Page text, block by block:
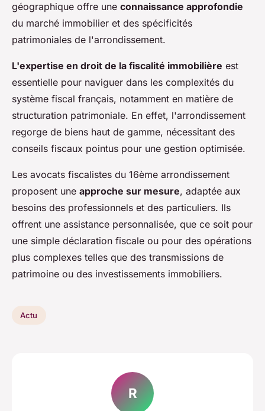
géographique offre une connaissance approfondie
du marché immobilier et des spécificités
patrimoniales de l'arrondissement.
L'expertise en droit de la fiscalité immobilière est
essentielle pour naviguer dans les complexités du
système fiscal français, notamment en matière de
structuration patrimoniale. En effet, l'arrondissement
regorge de biens haut de gamme, nécessitant des
conseils fiscaux pointus pour une gestion optimisée.
Les avocats fiscalistes du 16ème arrondissement
proposent une approche sur mesure, adaptée aux
besoins des professionnels et des particuliers. Ils
offrent une assistance personnalisée, que ce soit pour
une simple déclaration fiscale ou pour des opérations
plus complexes telles que des transmissions de
patrimoine ou des investissements immobiliers.
Actu
R